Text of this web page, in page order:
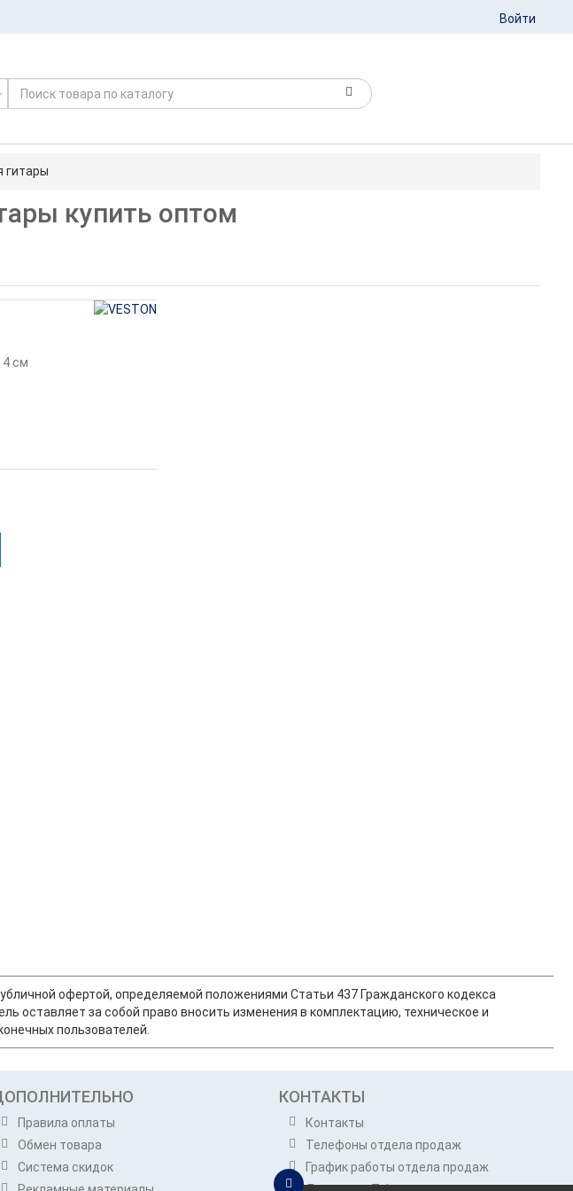
Войти
гитары
купить оптом
4 см
офертой, определяемой положениями Статьи 437 Гражданского кодекса
оставляет за собой право вносить изменения в комплектацию, техническое и
пользователей.
Правила оплаты
Обмен товара
Система скидок
КОНТАКТЫ
Контакты
Телефоны отдела продаж
График работы отдела продаж